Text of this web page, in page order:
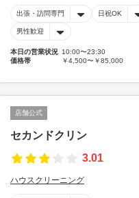
出張・訪問専門 日祝OK
男性歓迎
本日の営業状況 10:00〜23:30
価格帯
￥4,500〜￥85,000
店舗公式
セカンドクリン
3.01
ハウスクリーニング